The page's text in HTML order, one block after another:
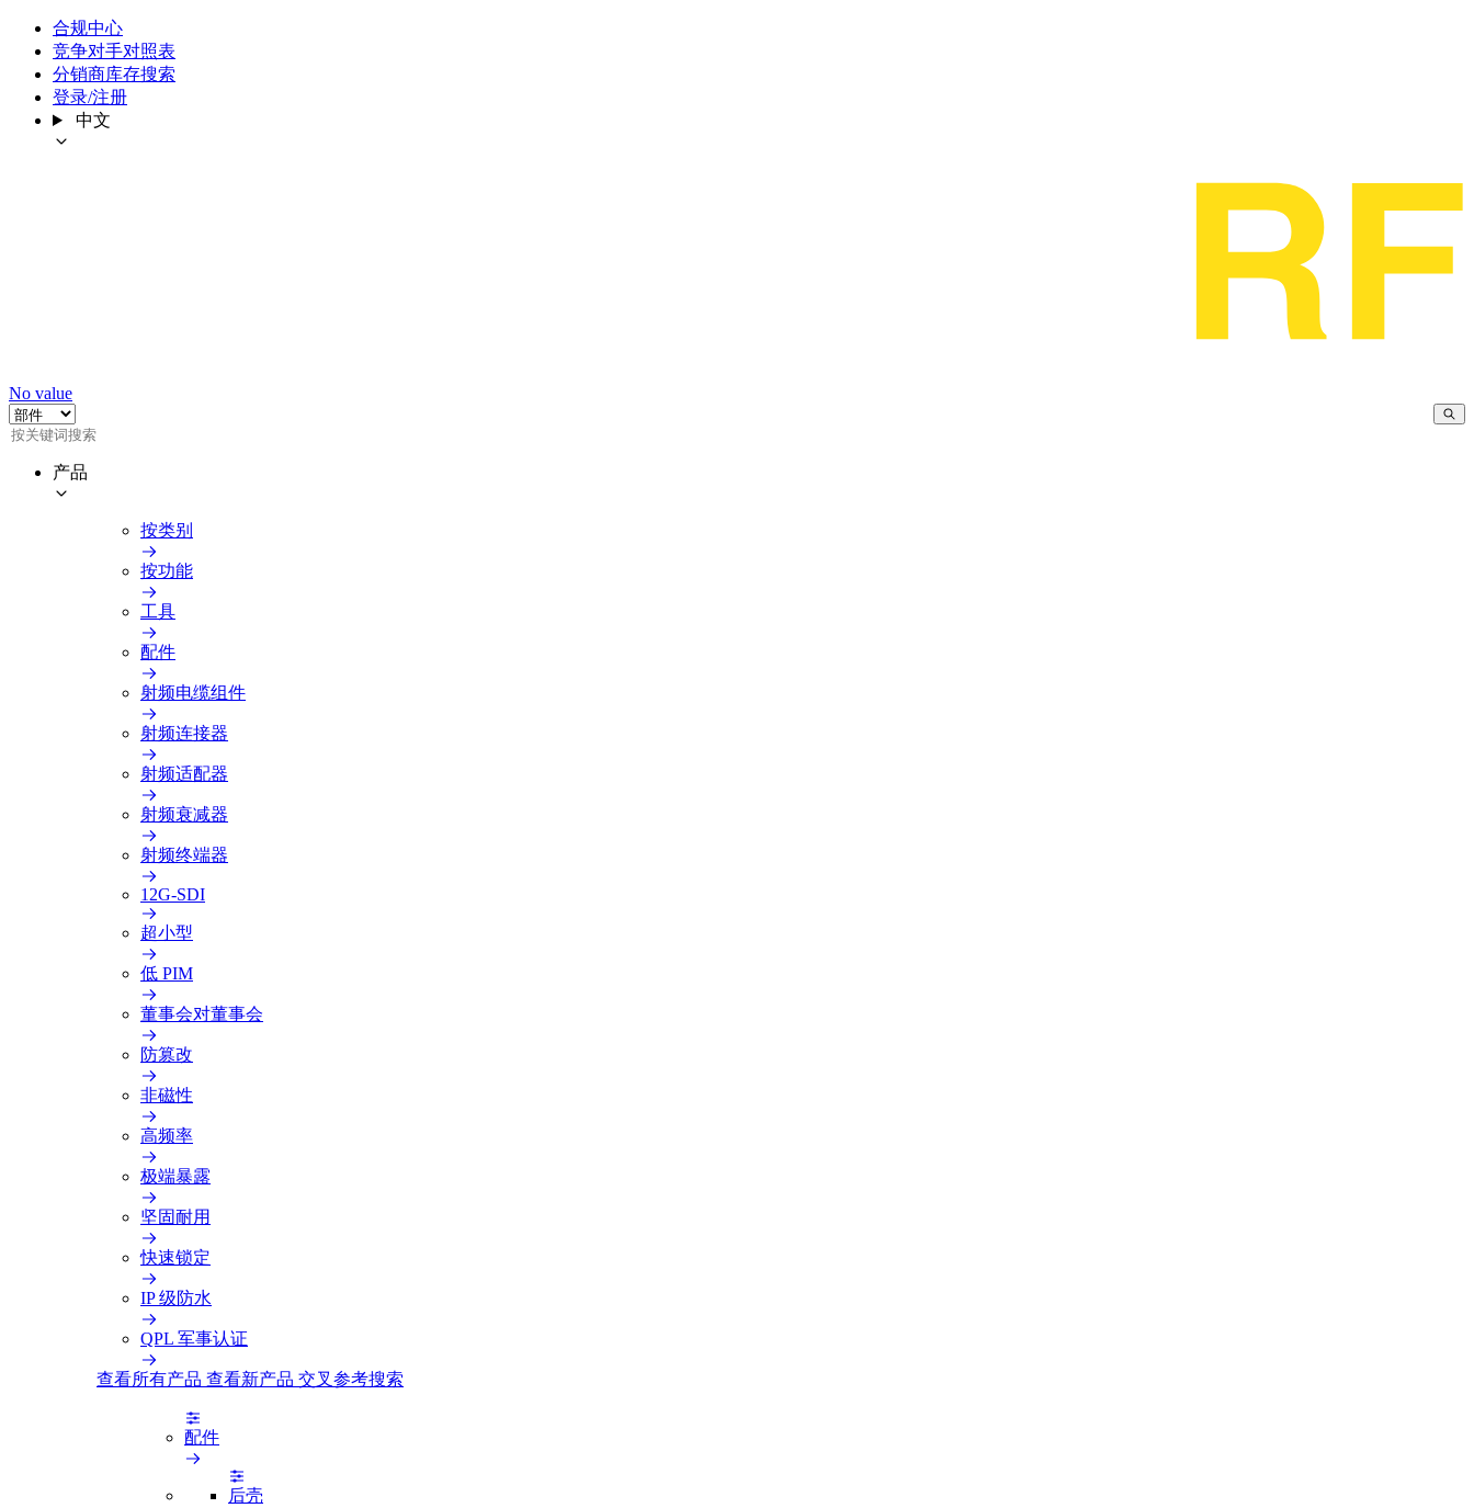
合规中心
竞争对手对照表
分销商库存搜索
登录/注册
中文
No value
产品
按类别
按功能
工具
配件
射频电缆组件
射频连接器
射频适配器
射频衰减器
射频终端器
12G-SDI
超小型
低 PIM
董事会对董事会
防篡改
非磁性
高频率
极端暴露
坚固耐用
快速锁定
IP 级防水
QPL 军事认证
查看所有产品 查看新产品 交叉参考搜索
配件
后壳